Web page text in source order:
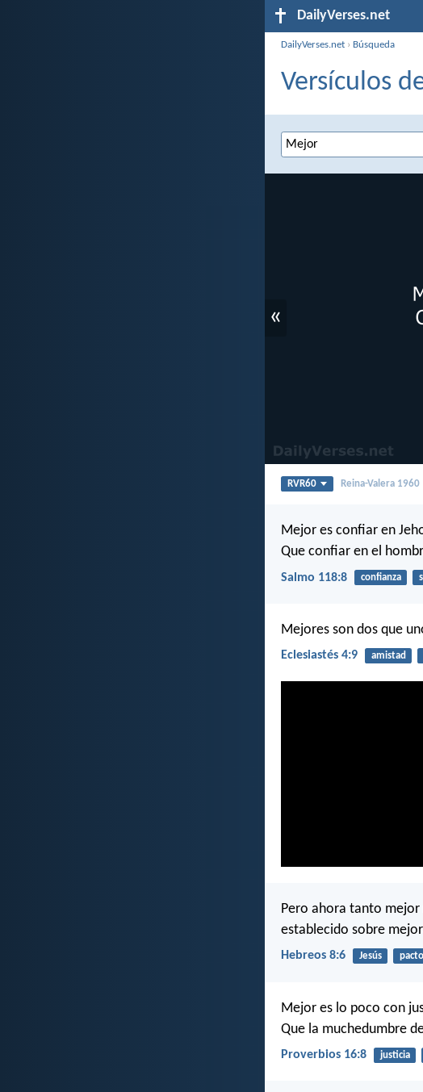
DailyVerses.net
DailyVerses.net › Búsqueda
Versículos
«
RVR60 Reina-Valera 1960
Mejor es confiar en
Que confiar en el
Salmo 118:8 confianza
Mejores son dos que
Eclesiastés 4:9 amistad
Pero ahora tanto
establecido sobre
Hebreos 8:6 Jesús pacto
Mejor es lo poco con
Que la muchedumbre
Proverbios 16:8 justicia